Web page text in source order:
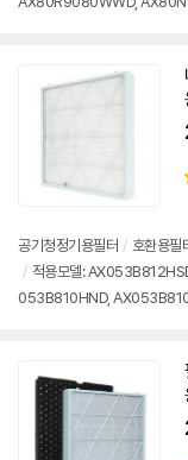
공기청정기용필터 / 호환용필
/ 적용모델:
053B810HND,